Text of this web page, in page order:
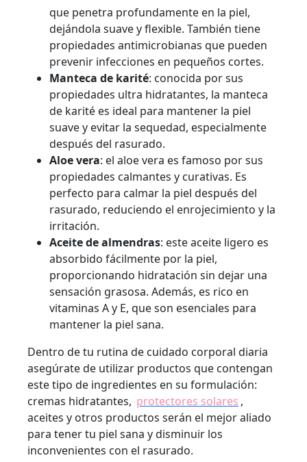
que penetra profundamente en la piel,
dejándola suave y flexible. También tiene
propiedades antimicrobianas que pueden
prevenir infecciones en pequeños cortes.
Manteca de karité: conocida por sus
propiedades ultra hidratantes, la manteca
de karité es ideal para mantener la piel
suave y evitar la sequedad, especialmente
después del rasurado.
Aloe vera: el aloe vera es famoso por sus
propiedades calmantes y curativas. Es
perfecto para calmar la piel después del
rasurado, reduciendo el enrojecimiento y la
irritación.
Aceite de almendras: este aceite ligero es
absorbido fácilmente por la piel,
proporcionando hidratación sin dejar una
sensación grasosa. Además, es rico en
vitaminas A y E, que son esenciales para
mantener la piel sana.
Dentro de tu rutina de cuidado corporal diaria
asegúrate de utilizar productos que contengan
este tipo de ingredientes en su formulación:
cremas hidratantes, protectores solares ,
aceites y otros productos serán el mejor aliado
para tener tu piel sana y disminuir los
inconvenientes con el rasurado.